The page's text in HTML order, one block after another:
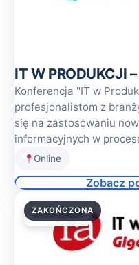
IT W PRODUKCJI
Konferencja "IT w
profesjonalistom z
się na zastosowaniu
informacyjnych w
Online
Zobacz
27.11.2025
ZAKOŃCZONA